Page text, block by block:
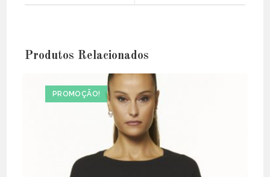
Produtos Relacionados
PROMOÇÃO!